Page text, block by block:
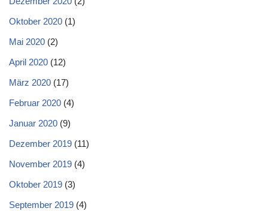
Oktober 2020 (1)
Mai 2020 (2)
April 2020 (12)
März 2020 (17)
Februar 2020 (4)
Januar 2020 (9)
Dezember 2019 (11)
November 2019 (4)
Oktober 2019 (3)
September 2019 (4)